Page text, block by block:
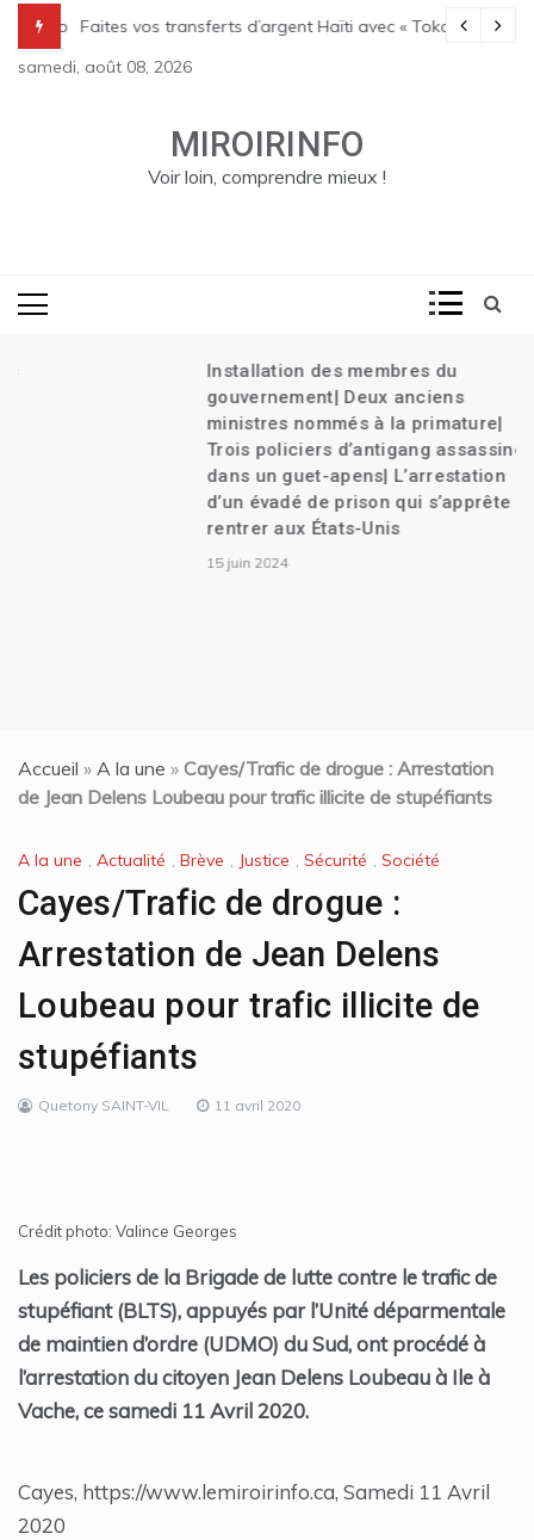
content
Le bilan des massacres de Pont Sondé s’alourdit| La
Faites vos transferts d’argent Haïti avec « Tokay »
samedi, août 08, 2026
MIROIRINFO
Voir loin, comprendre mieux !
Installation des membres du
gouvernement| Deux anciens
ministres nommés à la primature|
Trois policiers d’antigang assassinés
dans un guet-apens| L’arrestation
d’un évadé de prison qui s’apprête à
rentrer aux États-Unis
15 juin 2024
Accueil » A la une » Cayes/Trafic de drogue : Arrestation
de Jean Delens Loubeau pour trafic illicite de stupéfiants
A la une , Actualité , Brève , Justice , Sécurité , Société
Cayes/Trafic de drogue :
Arrestation de Jean Delens
Loubeau pour trafic illicite de
stupéfiants
Quetony SAINT-VIL 11 avril 2020
Crédit photo: Valince Georges
Les policiers de la Brigade de lutte contre le trafic de
stupéfiant (BLTS), appuyés par l’Unité déparmentale
de maintien d’ordre (UDMO) du Sud, ont procédé à
l’arrestation du citoyen Jean Delens Loubeau à Ile à
Vache, ce samedi 11 Avril 2020‪.
Cayes, https://www.lemiroirinfo.ca, Samedi 11 Avril
2020